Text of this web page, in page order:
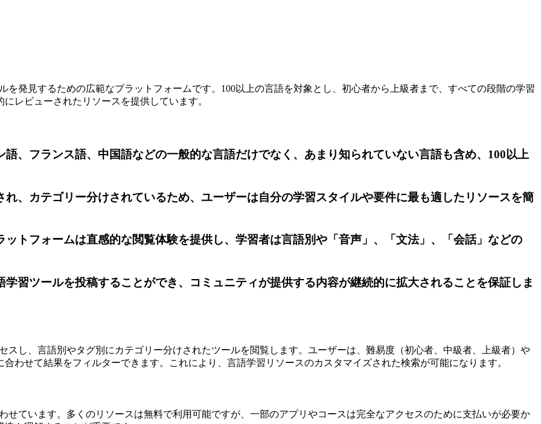
を発見するための広範なプラットフォームです。100以上の言語を対象とし、初心者から上級者まで、すべての段階の学習
レビューされたリソースを提供しています。
、フランス語、中国語などの一般的な言語だけでなく、あまり知られていない言語も含め、100以上
、カテゴリー分けされているため、ユーザーは自分の学習スタイルや要件に最も適したリソースを簡
トフォームは直感的な閲覧体験を提供し、学習者は言語別や「音声」、「文法」、「会話」などの
習ツールを投稿することができ、コミュニティが提供する内容が継続的に拡大されることを保証しま
スし、言語別やタグ別にカテゴリー分けされたツールを閲覧します。ユーザーは、難易度（初心者、中級者、上級者）や
わせて結果をフィルターできます。これにより、言語学習リソースのカスタマイズされた検索が可能になります。
せています。多くのリソースは無料で利用可能ですが、一部のアプリやコースは完全なアクセスのために支払いが必要か